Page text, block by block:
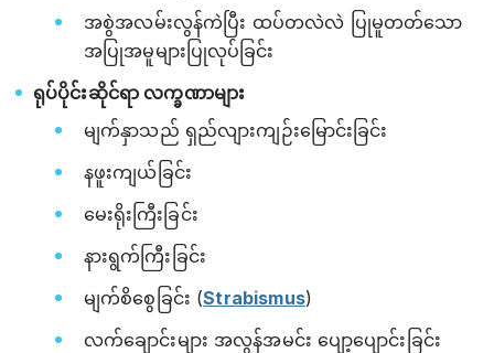
အစွဲအလမ်းလွန်ကဲပြီး ထပ်တလဲလဲ ပြုမူတတ်သော
အပြုအမူများပြုလုပ်ခြင်း
ရုပ်ပိုင်းဆိုင်ရာ လက္ခဏာများ
မျက်နှာသည် ရှည်လျားကျဉ်းမြောင်းခြင်း
နဖူးကျယ်ခြင်း
မေးရိုးကြီးခြင်း
နားရွက်ကြီးခြင်း
မျက်စိစွေခြင်း (Strabismus)
လက်ချောင်းများ အလွန်အမင်း ပျော့ပျောင်းခြင်း